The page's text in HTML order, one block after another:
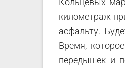
Кольцевых
километраж
асфальту.
Время,
передышек и